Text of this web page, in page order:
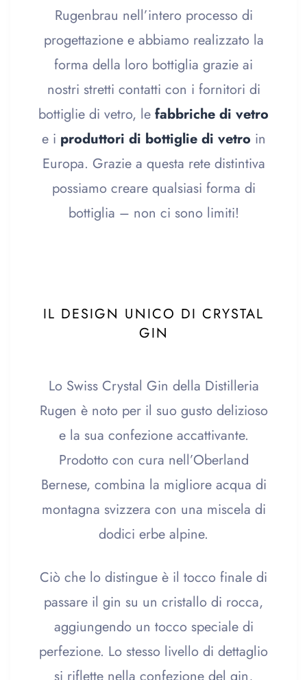
Rugenbrau nell’intero processo di
progettazione e abbiamo realizzato la
forma della loro bottiglia grazie ai
nostri stretti contatti con i fornitori di
bottiglie di vetro, le fabbriche di vetro
e i produttori di bottiglie di vetroin
Europa. Grazie a questa rete distintiva
possiamo creare qualsiasi forma di
bottiglia – non ci sono limiti!
IL DESIGN UNICO DI CRYSTAL
GIN
Lo Swiss Crystal Gin della Distilleria
Rugen è noto per il suo gusto delizioso
e la sua confezione accattivante.
Prodotto con cura nell’Oberland
Bernese, combina la migliore acqua di
montagna svizzera con una miscela di
dodici erbe alpine.
Ciò che lo distingue è il tocco finale di
passare il gin su un cristallo di rocca,
aggiungendo un tocco speciale di
perfezione. Lo stesso livello di dettaglio
si riflette nella confezione del gin,